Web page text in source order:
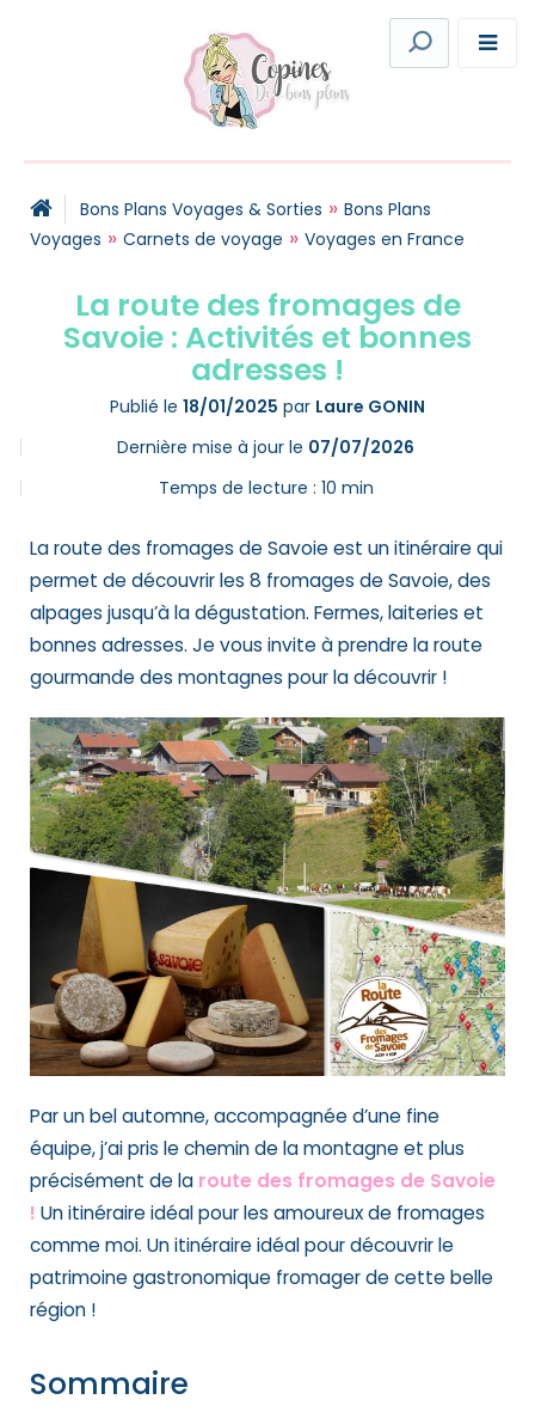
Bons Plans Voyages & Sorties » Bons Plans
Voyages » Carnets de voyage » Voyages en France
La route des fromages de
Savoie : Activités et bonnes
adresses !
Publié le 18/01/2025 par Laure GONIN
Dernière mise à jour le 07/07/2026
Temps de lecture : 10 min
La route des fromages de Savoie est un itinéraire qui
permet de découvrir les 8 fromages de Savoie, des
alpages jusqu’à la dégustation. Fermes, laiteries et
bonnes adresses. Je vous invite à prendre la route
gourmande des montagnes pour la découvrir !
Par un bel automne, accompagnée d’une fine
équipe, j’ai pris le chemin de la montagne et plus
précisément de la route des fromages de Savoie
! Un itinéraire idéal pour les amoureux de fromages
comme moi. Un itinéraire idéal pour découvrir le
patrimoine gastronomique fromager de cette belle
région !
Sommaire